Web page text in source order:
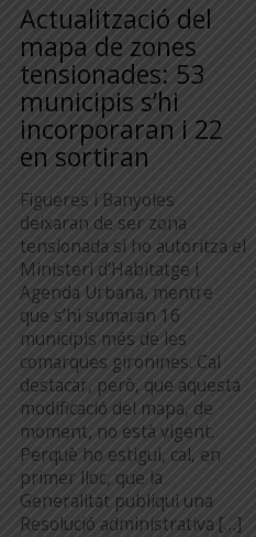
Actualització del
mapa de zones
tensionades: 53
municipis s’hi
incorporaran i 22
en sortiran
Figueres i Banyoles
deixaran de ser zona
tensionada si ho autoritza el
Ministeri d’Habitatge i
Agenda Urbana, mentre
que s’hi sumaran 16
municipis més de les
comarques gironines. Cal
destacar, però, que aquesta
modificació del mapa, de
moment, no està vigent.
Perquè ho estigui, cal, en
primer lloc, que la
Generalitat publiqui una
Resolució administrativa […]